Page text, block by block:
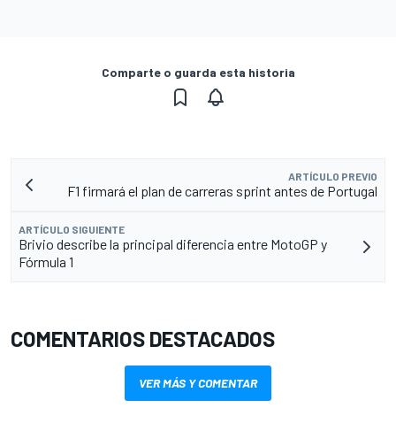
Comparte o guarda esta historia
ARTÍCULO PREVIO
F1 firmará el plan de carreras sprint antes de Portugal
ARTÍCULO SIGUIENTE
Brivio describe la principal diferencia entre MotoGP y
Fórmula 1
COMENTARIOS DESTACADOS
VER MÁS Y COMENTAR